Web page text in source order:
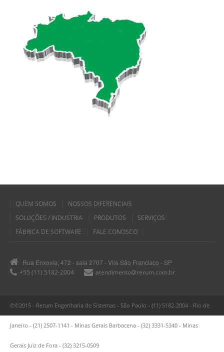
QUEM SOMOS
NOSSOS DIFERENCIAIS
SOLUÇÕES / INDUSTRIA
PRODUTOS
SERVIÇOS
FÁBRICA DE SOFTWARE
FALE CONOSCO
Rua Enxovia, 472 - sala 2707 - Vila São Francisco - SP
+55 (11) 5182-2004
atendimento@rerum.com.br
©©2015 - Rerum Engenharia de Sistemas - São Paulo - (11) 5182-2004 - Rio de
Janeiro - (21) 2507-1141 - Minas Gerais Barbacena - (32) 3331-5340 - Minas
Gerais Juiz de Fora - (32) 3215-0509